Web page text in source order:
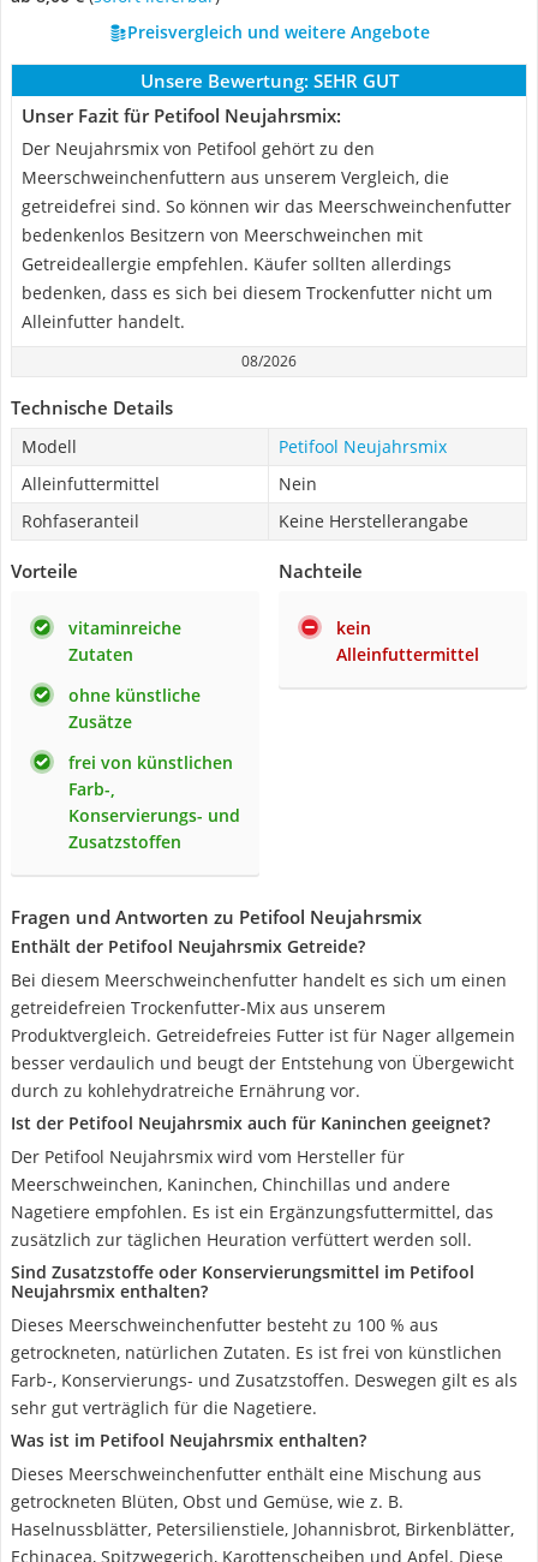
Preisvergleich und weitere Angebote
Unsere Bewertung: SEHR GUT
Unser Fazit für Petifool Neujahrsmix:
Der Neujahrsmix von Petifool gehört zu den
Meerschweinchenfuttern aus unserem Vergleich, die
getreidefrei sind. So können wir das Meerschweinchenfutter
bedenkenlos Besitzern von Meerschweinchen mit
Getreideallergie empfehlen. Käufer sollten allerdings
bedenken, dass es sich bei diesem Trockenfutter nicht um
Alleinfutter handelt.
08/2026
Technische Details
Modell
Petifool Neujahrsmix
Alleinfuttermittel
Nein
Rohfaseranteil
Keine Herstellerangabe
Vorteile
vitaminreiche
Zutaten
ohne künstliche
Zusätze
frei von künstlichen
Farb-,
Konservierungs- und
Zusatzstoffen
Nachteile
kein
Alleinfuttermittel
Fragen und Antworten zu Petifool Neujahrsmix
Enthält der Petifool Neujahrsmix Getreide?
Bei diesem Meerschweinchenfutter handelt es sich um einen
getreidefreien Trockenfutter-Mix aus unserem
Produktvergleich. Getreidefreies Futter ist für Nager allgemein
besser verdaulich und beugt der Entstehung von Übergewicht
durch zu kohlehydratreiche Ernährung vor.
Ist der Petifool Neujahrsmix auch für Kaninchen geeignet?
Der Petifool Neujahrsmix wird vom Hersteller für
Meerschweinchen, Kaninchen, Chinchillas und andere
Nagetiere empfohlen. Es ist ein Ergänzungsfuttermittel, das
zusätzlich zur täglichen Heuration verfüttert werden soll.
Sind Zusatzstoffe oder Konservierungsmittel im Petifool
Neujahrsmix enthalten?
Dieses Meerschweinchenfutter besteht zu 100 % aus
getrockneten, natürlichen Zutaten. Es ist frei von künstlichen
Farb-, Konservierungs- und Zusatzstoffen. Deswegen gilt es als
sehr gut verträglich für die Nagetiere.
Was ist im Petifool Neujahrsmix enthalten?
Dieses Meerschweinchenfutter enthält eine Mischung aus
getrockneten Blüten, Obst und Gemüse, wie z. B.
Haselnussblätter, Petersilienstiele, Johannisbrot, Birkenblätter,
Echinacea, Spitzwegerich, Karottenscheiben und Apfel. Diese